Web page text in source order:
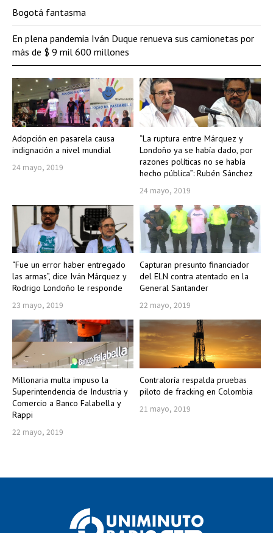
Adopción en pasarela causa
indignación a nivel mundial
24 mayo, 2019
“La ruptura entre Márquez y
Londoño ya se había dado, por
razones políticas no se había
hecho pública”: Rubén Sánchez
24 mayo, 2019
“Fue un error haber entregado
las armas”, dice Iván Márquez y
Rodrigo Londoño le responde
23 mayo, 2019
Capturan presunto financiador
del ELN contra atentado en la
General Santander
22 mayo, 2019
Millonaria multa impuso la
Superintendencia de Industria y
Comercio a Banco Falabella y
Rappi
22 mayo, 2019
Contraloría respalda pruebas
piloto de fracking en Colombia
21 mayo, 2019
Bogotá fantasma
En plena pandemia Iván Duque renueva sus camionetas por
más de $ 9 mil 600 millones